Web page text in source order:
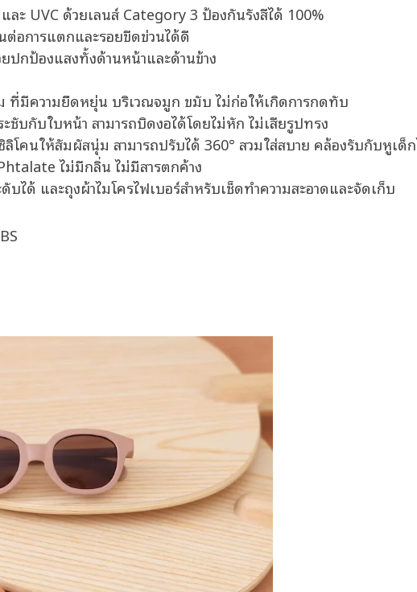
ละ UVC ด้วยเลนส์ Category 3 ป้องกันรังสีได้ 100%
อการแตกและรอยขีดข่วนได้ดี
ปกป้องแสงทั้งด้านหน้าและด้านข้าง
ที่มีความยืดหยุ่น บริเวณจมูก ขมับ ไม่ก่อให้เกิดการกดทับ
ชับกับใบหน้า สามารถบิดงอได้โดยไม่หัก ไม่เสียรูปทรง
ลิโคนให้สัมผัสนุ่ม สามารถปรับได้ 360° สวมใส่สบาย คล้องรับกับหูเด็
ไม่มีกลิ่น ไม่มีสารตกค้าง
ได้ และถุงผ้าไมโครไฟเบอร์สำหรับเช็ดทำความสะอาดและจัดเก็บ